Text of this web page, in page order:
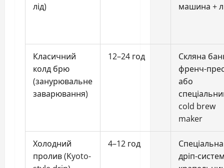
лід)
машина +
Класичний
колд брю
(занурювальне
заварювання)
12–24 год
Скляна
френч-
або
cold brew
maker
Холодний
пролив (Kyoto-
4–12 год
Спеціальна
дріп-